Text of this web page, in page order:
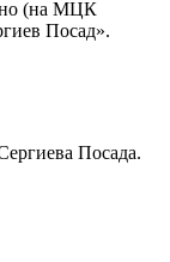
(на МЦК
Посад».
Посада.